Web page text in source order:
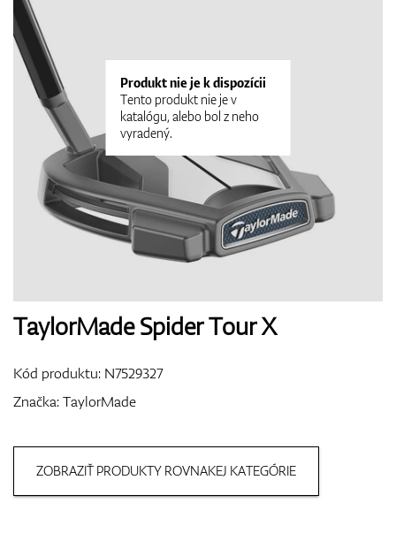
Palice
Oblečenie
Topánky
Bagy
Produkt nie je k dispozícii
Tento produkt nie je v
katalógu, alebo bol z neho
vyradený.
TaylorMade Spider Tour X
Kód produktu: N7529327
Značka:TaylorMade
ZOBRAZIŤ PRODUKTY ROVNAKEJ KATEGÓRIE